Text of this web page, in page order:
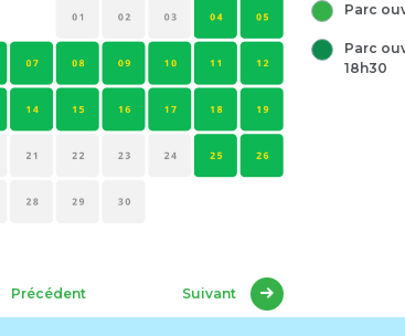
Précédent Suivant
Parc
Parc
18h30